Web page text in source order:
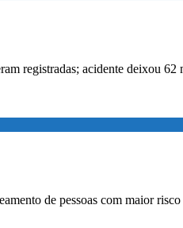
registradas; acidente deixou
de pessoas com maior